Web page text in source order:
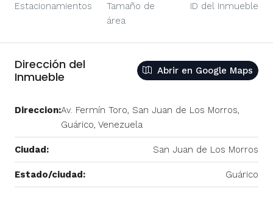
Estacionamientos
Tamaño de
área
ID del Inmueble
Dirección del
Inmueble
Abrir en Google Maps
Direccion:Av. Fermín Toro, San Juan de Los Morros,
Guárico, Venezuela
Ciudad: San Juan de Los Morros
Estado/ciudad: Guárico